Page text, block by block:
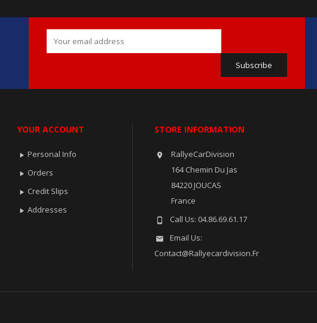
YOUR ACCOUNT
 Personal Info
 Orders
 Credit Slips
 Addresses
STORE INFORMATION

RallyeCarDivision
164 Chemin Du Jas
84220 JOUCAS
France
 Call Us: 04.86.69.61.17

Email Us:
Contact@rallyecardivision.fr